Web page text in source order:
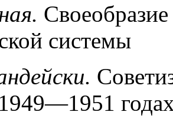
системы